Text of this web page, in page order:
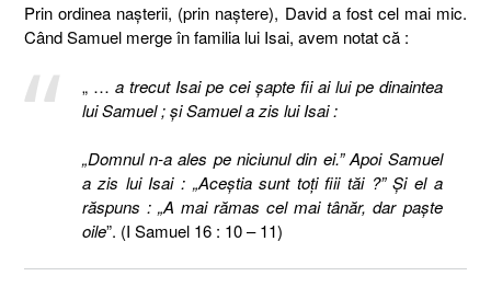
Prin ordinea naşterii, (prin naştere), David a fost cel mai mic.
Când Samuel merge în familia lui Isai, avem notat că :
„ … a trecut Isai pe cei şapte fii ai lui pe dinaintea
lui Samuel ; şi Samuel a zis lui Isai :
„Domnul n-a ales pe niciunul din ei.” Apoi Samuel
a zis lui Isai : „Aceştia sunt toţi fiii tăi ?” Şi el a
răspuns : „A mai rămas cel mai tânăr, dar paşte
oile”. (I Samuel 16 : 10 – 11)